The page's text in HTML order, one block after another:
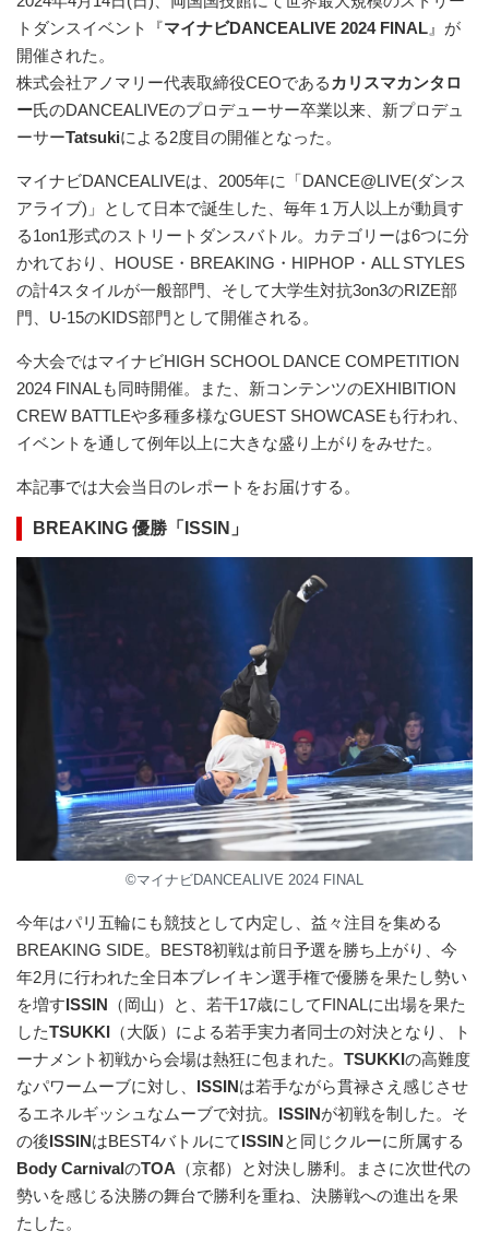
トダンスイベント『マイナビDANCEALIVE 2024 FINAL 』が
開催された。
株式会社アノマリー代表取締役CEOである カリスマカンタロ
ー氏のDANCEALIVEのプロデューサー卒業以来、新プロデュ
ーサーTatsukiによる2度目の開催となった。
マイナビDANCEALIVEは、2005年に「DANCE@LIVE(ダンス
アライブ)」として日本で誕生した、毎年１万人以上が動員す
る1on1形式のストリートダンスバトル。カテゴリーは6つに分
かれており、HOUSE・BREAKING・HIPHOP・ALL STYLES
の計4スタイルが一般部門、そして大学生対抗3on3のRIZE部
門、U-15のKIDS部門として開催される。
今大会ではマイナビHIGH SCHOOL DANCE COMPETITION
2024 FINALも同時開催。また、新コンテンツのEXHIBITION
CREW BATTLEや多種多様なGUEST SHOWCASEも行われ、
イベントを通して例年以上に大きな盛り上がりをみせた。
本記事では大会当日のレポートをお届けする。
BREAKING 優勝「ISSIN」
©マイナビDANCEALIVE 2024 FINAL
今年はパリ五輪にも競技として内定し、益々注目を集める
BREAKING SIDE。BEST8初戦は前日予選を勝ち上がり、今
年2月に行われた全日本ブレイキン選手権で優勝を果たし勢い
を増すISSIN （岡山）と、若干17歳にしてFINALに出場を果た
したTSUKKI （大阪）による若手実力者同士の対決となり、ト
ーナメント初戦から会場は熱狂に包まれた。 TSUKKIの高難度
なパワームーブに対し、 ISSINは若手ながら貫禄さえ感じさせ
るエネルギッシュなムーブで対抗。 ISSINが初戦を制した。そ
の後ISSINはBEST4バトルにてISSINと同じクルーに所属する
Body CarnivalのTOA （京都）と対決し勝利。まさに次世代の
勢いを感じる決勝の舞台で勝利を重ね、決勝戦への進出を果
たした。